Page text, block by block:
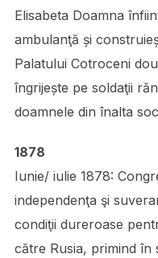
Elisabeta Doamna
ambulanţă și
Palatului Cotroceni
îngrijește pe soldaţii
doamnele din înalta
1878
Iunie/ iulie 1878:
independenţa şi
condiţii dureroase
către Rusia, primind